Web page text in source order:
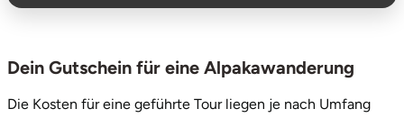
Dein Gutschein für eine Alpakawanderung
Die Kosten für eine geführte Tour liegen je nach Umfang